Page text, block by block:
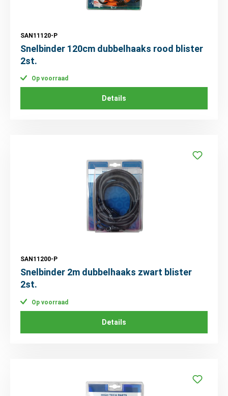
SAN11120-P
Snelbinder 120cm dubbelhaaks rood blister
2st.
Op voorraad
Details
SAN11200-P
Snelbinder 2m dubbelhaaks zwart blister
2st.
Op voorraad
Details